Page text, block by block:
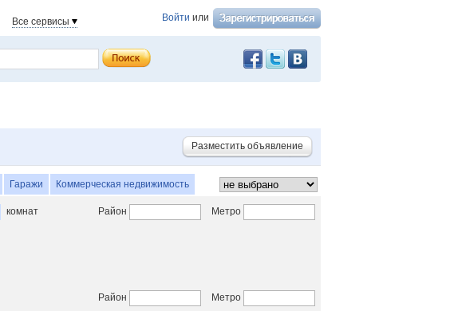
Войти или
Все сервисы
Разместить объявление
Гаражи Коммерческая недвижимость
комнат Район Метро
Район Метро